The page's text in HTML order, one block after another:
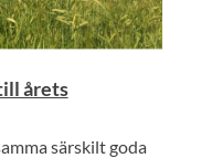
årets
särskilt goda